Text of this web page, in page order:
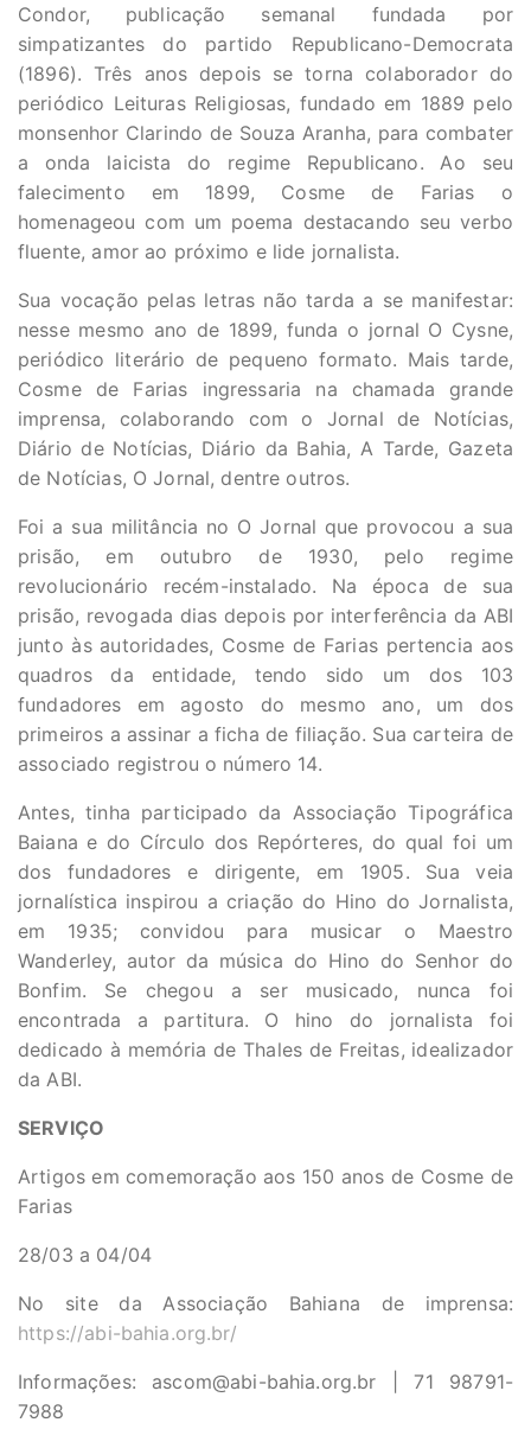
Condor, publicação semanal fundada por
simpatizantes do partido Republicano-Democrata
(1896). Três anos depois se torna colaborador do
periódico Leituras Religiosas, fundado em 1889 pelo
monsenhor Clarindo de Souza Aranha, para combater
a onda laicista do regime Republicano. Ao seu
falecimento em 1899, Cosme de Farias o
homenageou com um poema destacando seu verbo
fluente, amor ao próximo e lide jornalista.
Sua vocação pelas letras não tarda a se manifestar:
nesse mesmo ano de 1899, funda o jornal O Cysne,
periódico literário de pequeno formato. Mais tarde,
Cosme de Farias ingressaria na chamada grande
imprensa, colaborando com o Jornal de Notícias,
Diário de Notícias, Diário da Bahia, A Tarde, Gazeta
de Notícias, O Jornal, dentre outros.
Foi a sua militância no O Jornal que provocou a sua
prisão, em outubro de 1930, pelo regime
revolucionário recém-instalado. Na época de sua
prisão, revogada dias depois por interferência da ABI
junto às autoridades, Cosme de Farias pertencia aos
quadros da entidade, tendo sido um dos 103
fundadores em agosto do mesmo ano, um dos
primeiros a assinar a ficha de filiação. Sua carteira de
associado registrou o número 14.
Antes, tinha participado da Associação Tipográfica
Baiana e do Círculo dos Repórteres, do qual foi um
dos fundadores e dirigente, em 1905. Sua veia
jornalística inspirou a criação do Hino do Jornalista,
em 1935; convidou para musicar o Maestro
Wanderley, autor da música do Hino do Senhor do
Bonfim. Se chegou a ser musicado, nunca foi
encontrada a partitura. O hino do jornalista foi
dedicado à memória de Thales de Freitas, idealizador
da ABI.
SERVIÇO
Artigos em comemoração aos 150 anos de Cosme de
Farias
28/03 a 04/04
No site da Associação Bahiana de imprensa:
https://abi-bahia.org.br/
Informações: ascom@abi-bahia.org.br | 71 98791-
7988